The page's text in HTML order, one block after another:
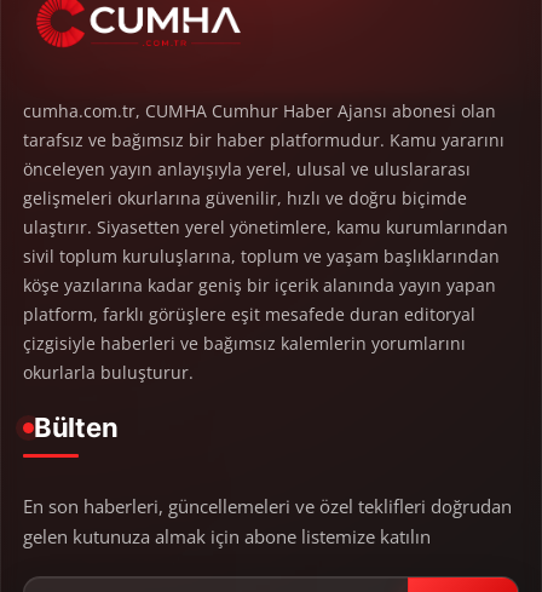
cumha.com.tr, CUMHA Cumhur Haber Ajansı abonesi olan
tarafsız ve bağımsız bir haber platformudur. Kamu yararını
önceleyen yayın anlayışıyla yerel, ulusal ve uluslararası
gelişmeleri okurlarına güvenilir, hızlı ve doğru biçimde
ulaştırır. Siyasetten yerel yönetimlere, kamu kurumlarından
sivil toplum kuruluşlarına, toplum ve yaşam başlıklarından
köşe yazılarına kadar geniş bir içerik alanında yayın yapan
platform, farklı görüşlere eşit mesafede duran editoryal
çizgisiyle haberleri ve bağımsız kalemlerin yorumlarını
okurlarla buluşturur.
Bülten
En son haberleri, güncellemeleri ve özel teklifleri doğrudan
gelen kutunuza almak için abone listemize katılın